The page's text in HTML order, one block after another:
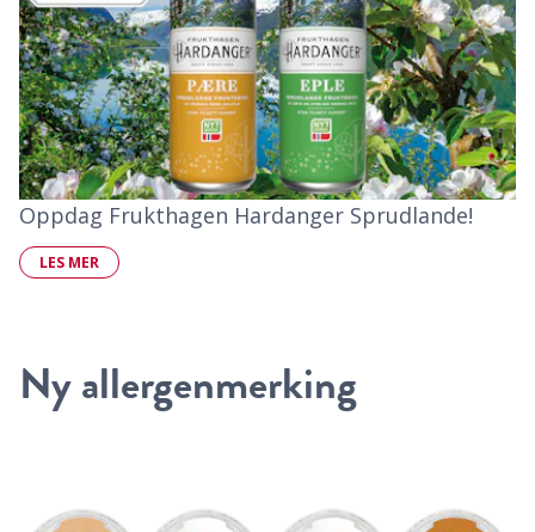
Oppdag Frukthagen Hardanger Sprudlande!
LES MER
Ny allergenmerking